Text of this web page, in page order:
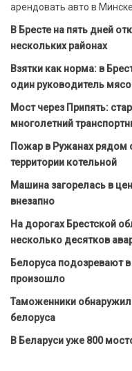
арендовать авто в Минске
В Бресте на пять дней
нескольких районах
Взятки как норма: в
один руководитель
Мост через Припять:
многолетний
Пожар в Ружанах рядом
территории котельной
Машина загорелась в
внезапно
На дорогах Брестской
несколько десятков
Белоруса подозревают
произошло
Таможенники
белоруса
В Беларуси уже 800